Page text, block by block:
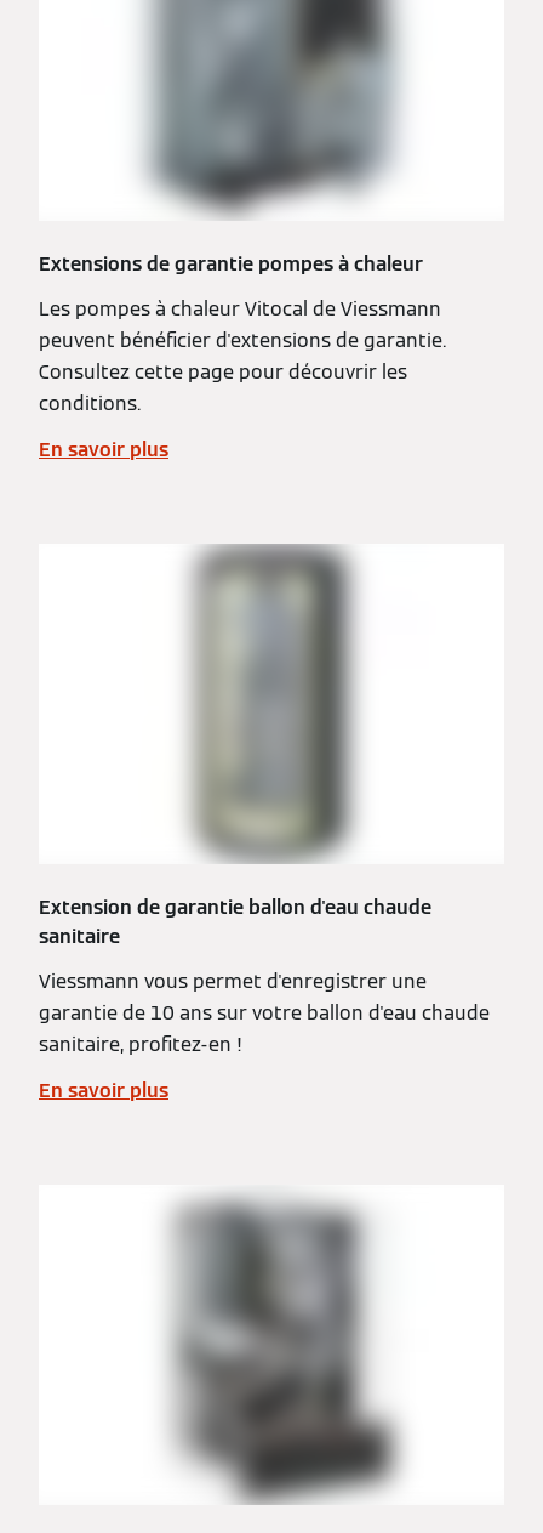
Extensions de garantie pompes à chaleur
Les pompes à chaleur Vitocal de Viessmann
peuvent bénéficier d'extensions de garantie.
Consultez cette page pour découvrir les
conditions.
En savoir plus
Extension de garantie ballon d'eau chaude
sanitaire
Viessmann vous permet d'enregistrer une
garantie de 10 ans sur votre ballon d'eau chaude
sanitaire, profitez-en !
En savoir plus